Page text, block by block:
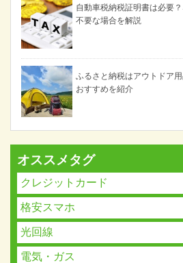
自動車税納税証明書は必要
不要な場合を解説
ふるさと納税はアウトドア
おすすめを紹介
オススメタグ
クレジットカード
格安スマホ
光回線
電気・ガス